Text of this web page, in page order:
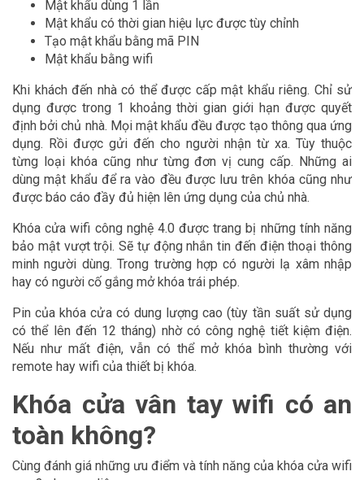
Mật khẩu dùng 1 lần
Mật khẩu có thời gian hiệu lực được tùy chỉnh
Tạo mật khẩu bằng mã PIN
Mật khẩu bằng wifi
Khi khách đến nhà có thể được cấp mật khẩu riêng. Chỉ sử
dụng được trong 1 khoảng thời gian giới hạn được quyết
định bởi chủ nhà. Mọi mật khẩu đều được tạo thông qua ứng
dụng. Rồi được gửi đến cho người nhận từ xa. Tùy thuộc
từng loại khóa cũng như từng đơn vị cung cấp. Những ai
dùng mật khẩu để ra vào đều được lưu trên khóa cũng như
được báo cáo đầy đủ hiện lên ứng dụng của chủ nhà.
Khóa cửa wifi công nghệ 4.0 được trang bị những tính năng
bảo mật vượt trội. Sẽ tự động nhắn tin đến điện thoại thông
minh người dùng. Trong trường hợp có người lạ xâm nhập
hay có người cố gắng mở khóa trái phép.
Pin của khóa cửa có dung lượng cao (tùy tần suất sử dụng
có thể lên đến 12 tháng) nhờ có công nghệ tiết kiệm điện.
Nếu như mất điện, vẫn có thể mở khóa bình thường với
remote hay wifi của thiết bị khóa.
Khóa cửa vân tay wifi có an
toàn không?
Cùng đánh giá những ưu điểm và tính năng của khóa cửa wifi